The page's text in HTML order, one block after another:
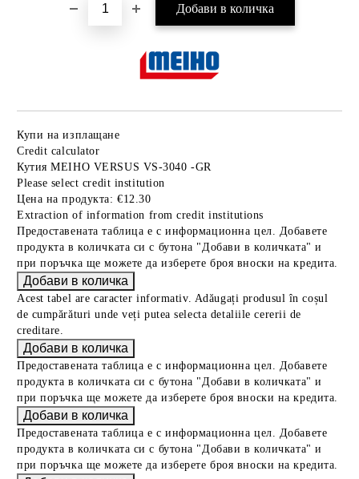
Купи на изплащане
Credit calculator
Кутия MEIHO VERSUS VS-3040 -GR
Please select credit institution
Цена на продукта: €12.30
Extraction of information from credit institutions
Предоставената таблица е с информационна цел. Добавете
продукта в количката си с бутона "Добави в количката" и
при поръчка ще можете да изберете броя вноски на кредита.
Acest tabel are caracter informativ. Adăugați produsul în coșul
de cumpărături unde veți putea selecta detaliile cererii de
creditare.
Предоставената таблица е с информационна цел. Добавете
продукта в количката си с бутона "Добави в количката" и
при поръчка ще можете да изберете броя вноски на кредита.
Предоставената таблица е с информационна цел. Добавете
продукта в количката си с бутона "Добави в количката" и
при поръчка ще можете да изберете броя вноски на кредита.